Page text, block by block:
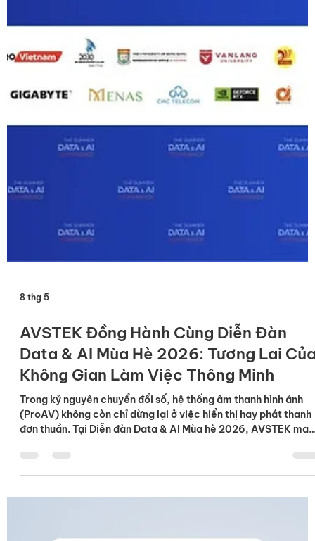
8 thg 5
AVSTEK Đồng Hành Cùng Diễn Đàn
Data & AI Mùa Hè 2026: Tương Lai
Không Gian Làm Việc Thông Minh